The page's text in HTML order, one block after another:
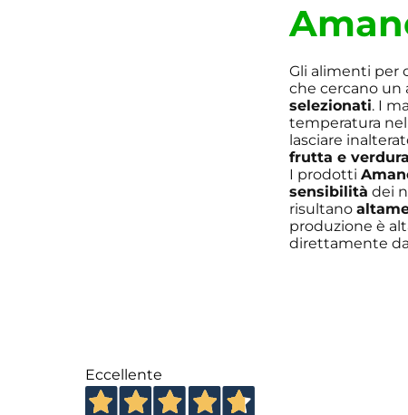
Gli alimenti per
che cercano
selezionati. I
temperatura
lasciare
frutta e verdura
I prodotti
sensibilità dei
risultano
produzione è
direttamente
Eccellente